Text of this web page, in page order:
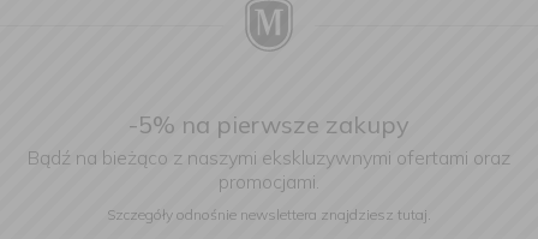
-5% na pierwsze zakupy
Bądź na bieżąco z naszymi ekskluzywnymi ofertami oraz
promocjami.
Szczegóły odnośnie newslettera znajdziesz tutaj.